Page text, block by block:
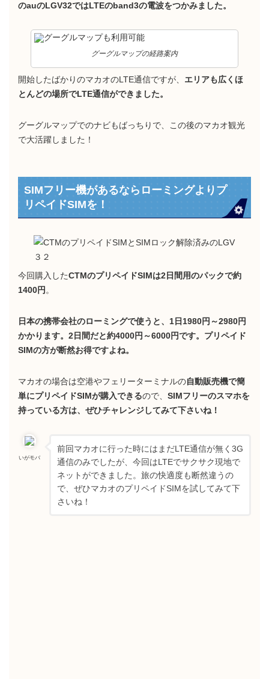
のauのLGV32ではLTEのband3の電波をつかみました。
グーグルマップの経路案内
開始したばかりのマカオのLTE通信ですが、 エリアも広くほ
とんどの場所でLTE通信ができました。
グーグルマップでのナビもばっちりで、この後のマカオ観光
で大活躍しました！
SIMフリー機があるならローミングよりプ
リペイドSIMを！
今回購入したCTMのプリペイドSIMは2日間用のパックで約
1400円。
日本の携帯会社のローミングで使うと、1日1980円～2980円
かかります。2日間だと約4000円～6000円です。プリペイド
SIMの方が断然お得ですよね。
マカオの場合は空港やフェリーターミナルの自動販売機で簡
単にプリペイドSIMが購入できるので、 SIMフリーのスマホを
持っている方は、ぜひチャレンジしてみて下さいね！
いがモバ
前回マカオに行った時にはまだLTE通信が無く3G
通信のみでしたが、今回はLTEでサクサク現地で
ネットができました。旅の快適度も断然違うの
で、ぜひマカオのプリペイドSIMを試してみて下
さいね！